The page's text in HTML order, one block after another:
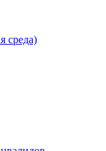
среда)